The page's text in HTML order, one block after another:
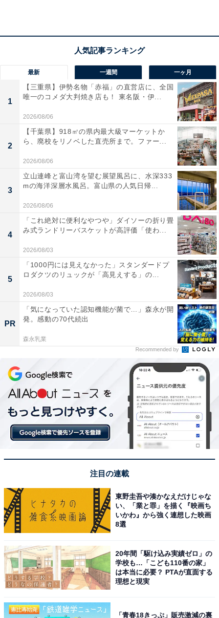
「バッグ・​​​​​クロージャー」を使ってイヤホンをまとめる
この性質を使うと、コード類の整理にも役立ちます。例
えばイヤホンやスマホの充電ケーブルです。写真はアッ
プルの純正品ですが、まとめて束にするとちょうどよい
サイズでした。
何のコードなのかが一目で分かるようになる
最新 一週間 一ヶ月
1
【三重県】伊勢名物「赤福」の直営店に、全国
唯一のコメダ大判焼き店も！ 東名阪・伊...
2026/08/06
2
【千葉県】918㎡の県内最大級マーケットか
ら、廃校をリノベした直売所まで。ファー...
2026/08/06
3
立山連峰と富山湾を望む展望風呂に、水深333
mの海洋深層水風呂。富山県の人気日帰...
2026/08/06
4
「これ絶対に便利なやつや」ダイソーの折り畳
み式ランドリーバスケットが高評価「使わ...
2026/08/03
5
「1000円には見えなかった」スタンダードプ
ロダクツのリュックが「高見えする」の...
2026/08/03
PR
「気になっていた認知機能が菌で…」森永が開
発。感動の70代続出
森永乳業
Recommended by
注目の連載
東野圭吾や湊かなえだけじゃな
い、「業と罪」を描く『映画ち
いかわ』から強く連想した映画
8選
20年間「駆け込み実績ゼロ」の
学校も…「こども110番の家」
は本当に必要？ PTAが直面する
理想と現実
「青春18きっぷ」販売激減の裏